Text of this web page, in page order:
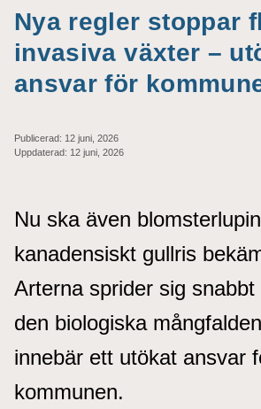
Nya regler stoppar
invasiva växter –
ansvar för
Publicerad: 12 juni, 2026
Uppdaterad: 12 juni, 2026
Nu ska även
kanadensiskt gullris
Arterna sprider sig
den biologiska
innebär ett utökat ansvar
kommunen.